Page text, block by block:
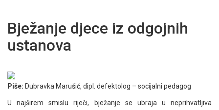
Bježanje djece iz odgojnih
ustanova
Piše: Dubravka Marušić, dipl. defektolog – socijalni pedagog
U najširem smislu riječi, bježanje se ubraja u neprihvatljiva